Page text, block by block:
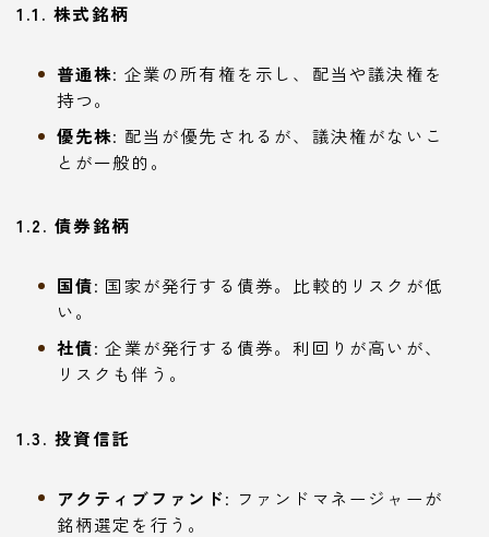
1.1. 株式銘柄
普通株: 企業の所有権を示し、配当や議決権を
持つ。
優先株: 配当が優先されるが、議決権がないこ
とが一般的。
1.2. 債券銘柄
国債: 国家が発行する債券。比較的リスクが低
い。
社債: 企業が発行する債券。利回りが高いが、
リスクも伴う。
1.3. 投資信託
アクティブファンド: ファンドマネージャーが
銘柄選定を行う。